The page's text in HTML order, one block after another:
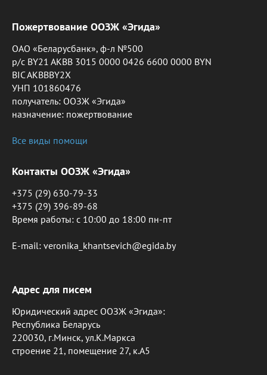
Пожертвование ООЗЖ «Эгида»
ОАО «Беларусбанк», ф-л №500
р/с BY21 AKBB 3015 0000 0426 6600 0000 BYN
BIC AKBBBY2X
УНП 101860476
получатель: ООЗЖ «Эгида»
назначение: пожертвование
Все виды помощи
Контакты ООЗЖ «Эгида»
+375 (29) 630-79-33
+375 (29) 396-89-68
Время работы: c 10:00 до 18:00 пн-пт
E-mail: veronika_khantsevich@egida.by
Адрес для писем
Юридический адрес ООЗЖ «Эгида»:
Республика Беларусь
220030, г.Минск, ул.К.Маркса
строение 21, помещение 27, к.А5